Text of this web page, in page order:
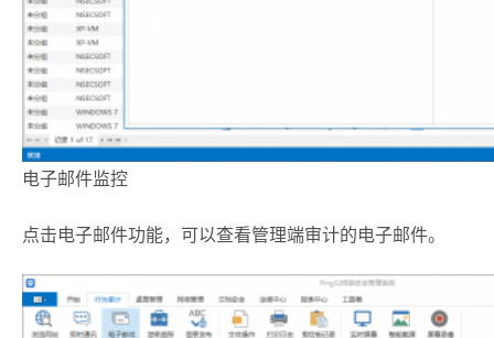
电子邮件监控
点击电子邮件功能，可以查看管理端审计的电子邮件。